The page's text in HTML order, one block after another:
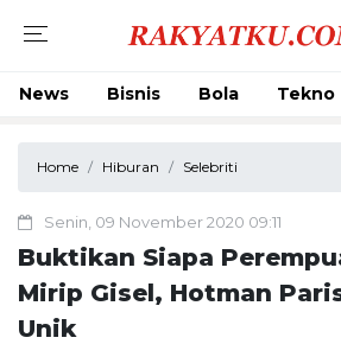
News Bisnis Bola Tekno
Home Hiburan Selebriti
Senin, 09 November 2020 09:11
Buktikan Siapa
Mirip Gisel, Hotman
Unik